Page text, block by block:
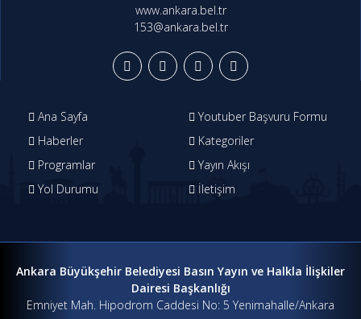
www.ankara.bel.tr
153@ankara.bel.tr
Ana Sayfa
Youtuber Başvuru Formu
Haberler
Kategoriler
Programlar
Yayın Akışı
Yol Durumu
İletişim
Ankara Büyükşehir Belediyesi Basın Yayın ve Halkla İlişkiler
Dairesi Başkanlığı
Emniyet Mah. Hipodrom Caddesi No: 5 Yenimahalle/Ankara